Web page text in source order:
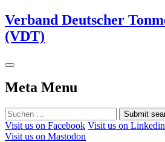
Verband Deutscher
(VDT)
Meta Menu
Submit
Visit us on Facebook Visit us on Linkedin
Visit us on Mastodon